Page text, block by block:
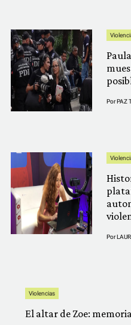
PorPAZ
Por
Violencias
El altar de Zoe: